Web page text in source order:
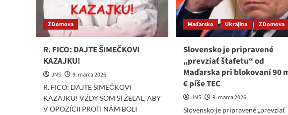
povedať
pravdu?
Z Domova
R. FICO: DAJTE ŠIMEČKOVI
KAZAJKU!
JNS
9. marca 2026
R. FICO: DAJTE ŠIMEČKOVI
KAZAJKU! VŽDY SOM SI ŽELAL, ABY
V OPOZÍCII PROTI NÁM BOLI
Maďarsko Ukrajina Z Domova
Slovensko je pripravené
„prevziať štafetu“ od
Maďarska pri blokovaní 90
€ píše TEC
JNS
9. marca 2026
Slovensko je pripravené „prevziať